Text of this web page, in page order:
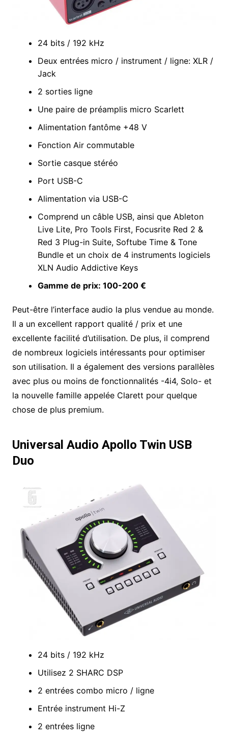
24 bits / 192 kHz
Deux entrées micro / instrument / ligne: XLR /
Jack
2 sorties ligne
Une paire de préamplis micro Scarlett
Alimentation fantôme +48 V
Fonction Air commutable
Sortie casque stéréo
Port USB-C
Alimentation via USB-C
Comprend un câble USB, ainsi que Ableton
Live Lite, Pro Tools First, Focusrite Red 2 &
Red 3 Plug-in Suite, Softube Time & Tone
Bundle et un choix de 4 instruments logiciels
XLN Audio Addictive Keys
Gamme de prix: 100-200 €
Peut-être l’interface audio la plus vendue au monde.
Il a un excellent rapport qualité / prix et une
excellente facilité d’utilisation. De plus, il comprend
de nombreux logiciels intéressants pour optimiser
son utilisation. Il a également des versions parallèles
avec plus ou moins de fonctionnalités -4i4, Solo- et
la nouvelle famille appelée Clarett pour quelque
chose de plus premium.
Universal Audio Apollo Twin USB
Duo
24 bits / 192 kHz
Utilisez 2 SHARC DSP
2 entrées combo micro / ligne
Entrée instrument Hi-Z
2 entrées ligne